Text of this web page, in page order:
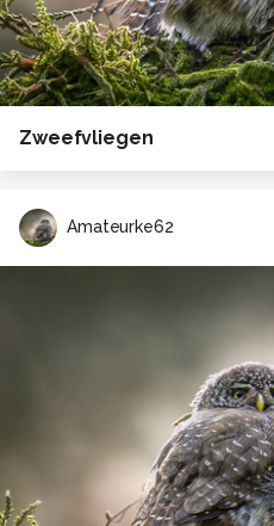
Zweefvliegen
Amateurke62